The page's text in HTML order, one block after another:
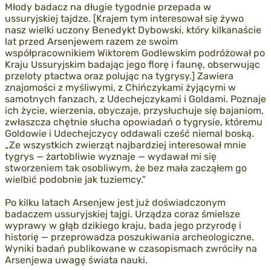
Młody badacz na długie tygodnie przepada w
ussuryjskiej tajdze. [Krajem tym interesował się żywo
nasz wielki uczony Benedykt Dybowski, który kilkanaście
lat przed Arsenjewem razem ze swoim
współpracownikiem Wiktorem Godlewskim podróżował po
Kraju Ussuryjskim badając jego florę i faunę, obserwując
przeloty ptactwa oraz polując na tygrysy.] Zawiera
znajomości z myśliwymi, z Chińczykami żyjącymi w
samotnych fanzach, z Udechejczykami i Goldami. Poznaje
ich życie, wierzenia, obyczaje, przysłuchuje się bajaniom,
zwłaszcza chętnie słucha opowiadań o tygrysie, któremu
Goldowie i Udechejczycy oddawali cześć niemal boską.
„Ze wszystkich zwierząt najbardziej interesował mnie
tygrys — żartobliwie wyznaje — wydawał mi się
stworzeniem tak osobliwym, że bez mała zacząłem go
wielbić podobnie jak tuziemcy.”
Po kilku latach Arsenjew jest już doświadczonym
badaczem ussuryjskiej tajgi. Urządza coraz śmielsze
wyprawy w głąb dzikiego kraju, bada jego przyrodę i
historię — przeprowadza poszukiwania archeologiczne.
Wyniki badań publikowane w czasopismach zwróciły na
Arsenjewa uwagę świata nauki.